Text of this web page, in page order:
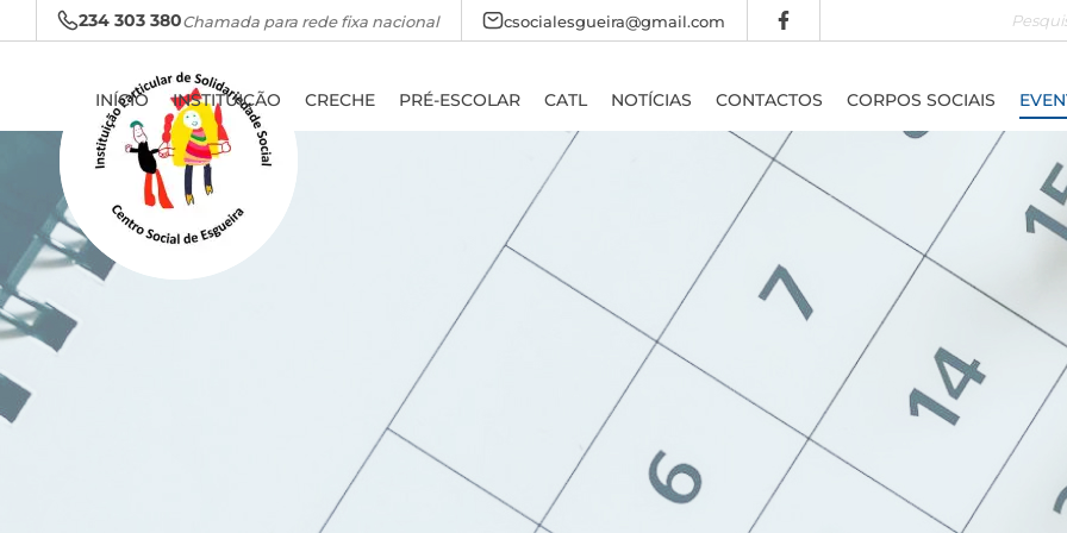
234 303 380Chamada para rede fixa nacional csocialesgueira@gmail.com
INÍCIO INSTITUIÇÃO CRECHE PRÉ-ESCOLAR CATL NOTÍCIAS CONTACTOS CORPOS SOCIAIS